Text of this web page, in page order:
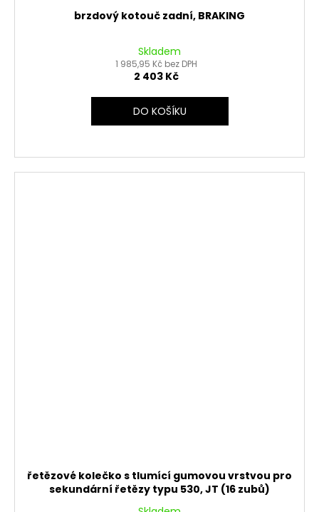
brzdový kotouč zadní, BRAKING
Skladem
1 985,95 Kč bez DPH
2 403 Kč
DO KOŠÍKU
řetězové kolečko s tlumící gumovou vrstvou pro
sekundární řetězy typu 530, JT (16 zubů)